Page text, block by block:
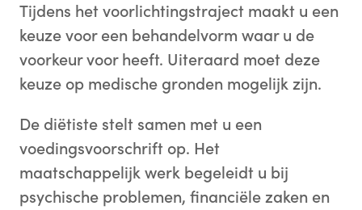
Tijdens het voorlichtingstraject maakt u een
keuze voor een behandelvorm waar u de
voorkeur voor heeft. Uiteraard moet deze
keuze op medische gronden mogelijk zijn.
De diëtiste stelt samen met u een
voedingsvoorschrift op. Het
maatschappelijk werk begeleidt u bij
psychische problemen, financiële zaken en